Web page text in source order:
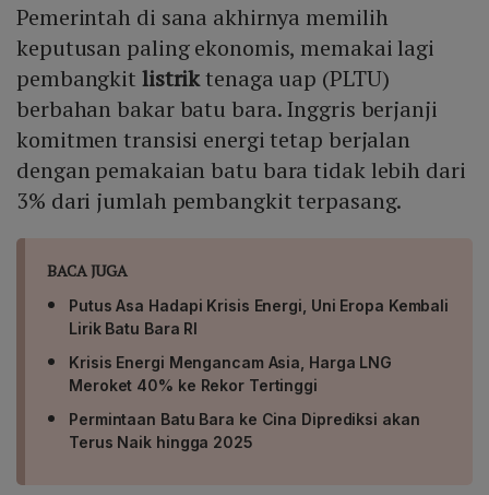
Pemerintah di sana akhirnya memilih
keputusan paling ekonomis, memakai lagi
pembangkit listriktenaga uap (PLTU)
berbahan bakar batu bara. Inggris berjanji
komitmen transisi energi tetap berjalan
dengan pemakaian batu bara tidak lebih dari
3% dari jumlah pembangkit terpasang.
BACA JUGA
Putus Asa Hadapi Krisis Energi, Uni Eropa Kembali
Lirik Batu Bara RI
Krisis Energi Mengancam Asia, Harga LNG
Meroket 40% ke Rekor Tertinggi
Permintaan Batu Bara ke Cina Diprediksi akan
Terus Naik hingga 2025